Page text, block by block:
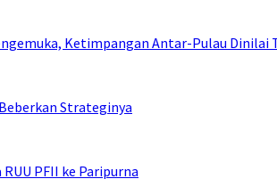
Ketimpangan Antar-Pulau Dinilai
Strateginya
PFII ke Paripurna